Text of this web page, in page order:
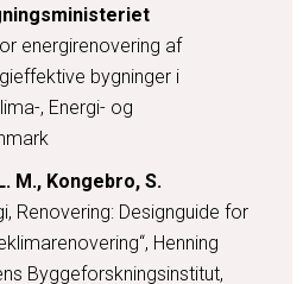
energirenovering af
bygninger i
, Energi- og
M., Kongebro, S.
Renovering: Designguide for
Henning
Byggeforskningsinstitut,